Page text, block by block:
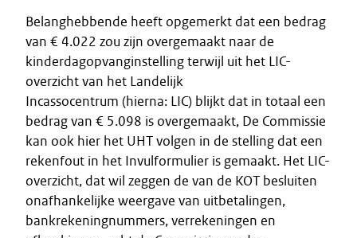
Belanghebbende heeft opgemerkt dat een bedrag
van € 4.022 zou zijn overgemaakt naar de
kinderdagopvanginstelling terwijl uit het LIC-
overzicht van het Landelijk
Incassocentrum (hierna: LIC) blijkt dat in totaal een
bedrag van € 5.098 is overgemaakt, De Commissie
kan ook hier het UHT volgen in de stelling dat een
rekenfout in het Invulformulier is gemaakt. Het LIC-
overzicht, dat wil zeggen de van de KOT besluiten
onafhankelijke weergave van uitbetalingen,
bankrekeningnummers, verrekeningen en